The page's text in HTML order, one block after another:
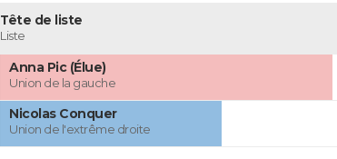
Tête de liste
Liste
Anna Pic (Élue)
Union de la gauche
Nicolas Conquer
Union de l'extrême droite